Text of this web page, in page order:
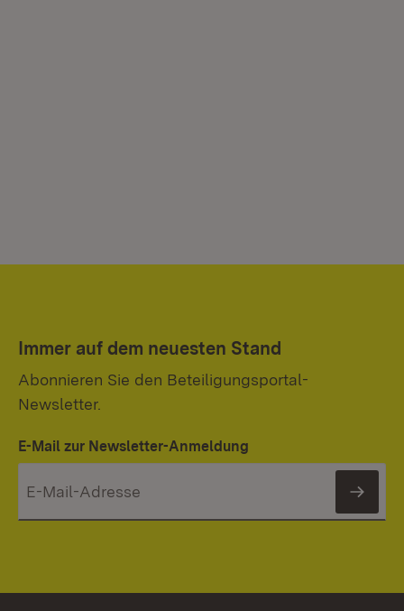
Immer auf dem neuesten Stand
Abonnieren Sie den Beteiligungsportal-
Newsletter.
E-Mail zur Newsletter-Anmeldung